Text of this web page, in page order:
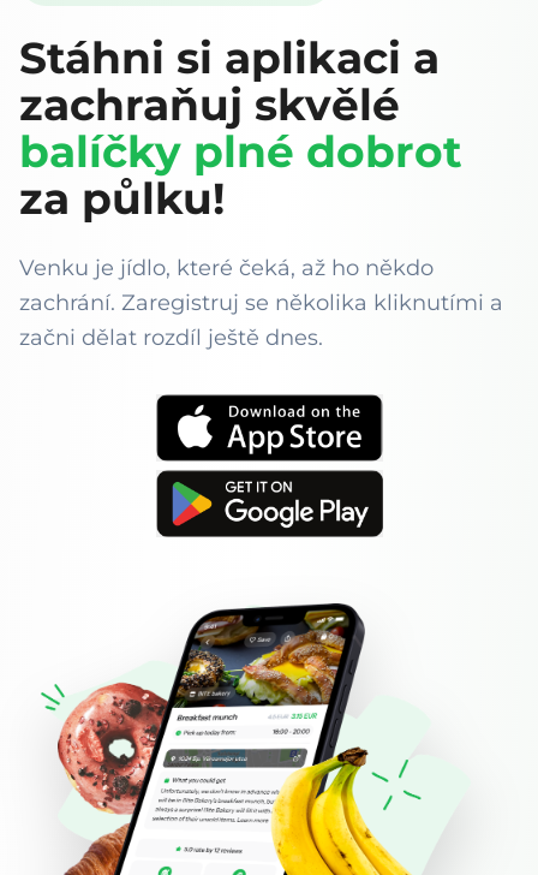
Stáhni si aplikaci a
zachraňuj skvělé
balíčky plné dobrot
za půlku!
Venku je jídlo, které čeká, až ho někdo
zachrání. Zaregistruj se několika kliknutími a
začni dělat rozdíl ještě dnes.